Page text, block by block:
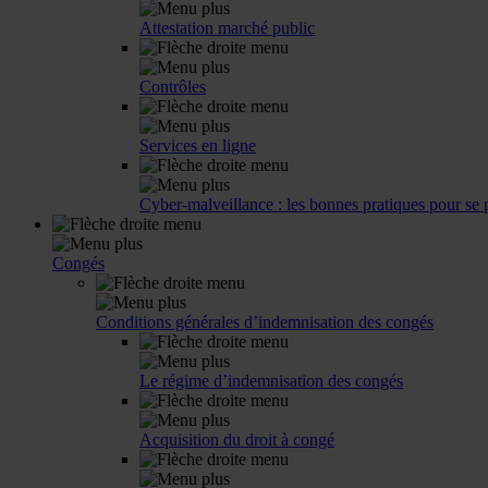
Attestation marché public
Contrôles
Services en ligne
Cyber-malveillance : les bonnes pratiques pour se
Congés
Conditions générales d’indemnisation des congés
Le régime d’indemnisation des congés
Acquisition du droit à congé